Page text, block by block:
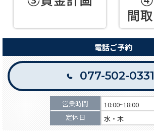
電話ご予約
077-502-0331
営業時間
10:00~18:00
定休日
水・木